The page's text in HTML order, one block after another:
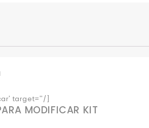
target=''/]
MODIFICAR KIT